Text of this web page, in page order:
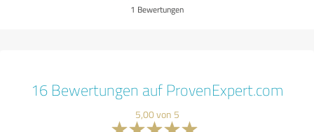
1 Bewertungen
16 Bewertungen auf ProvenExpert.com
5,00 von 5